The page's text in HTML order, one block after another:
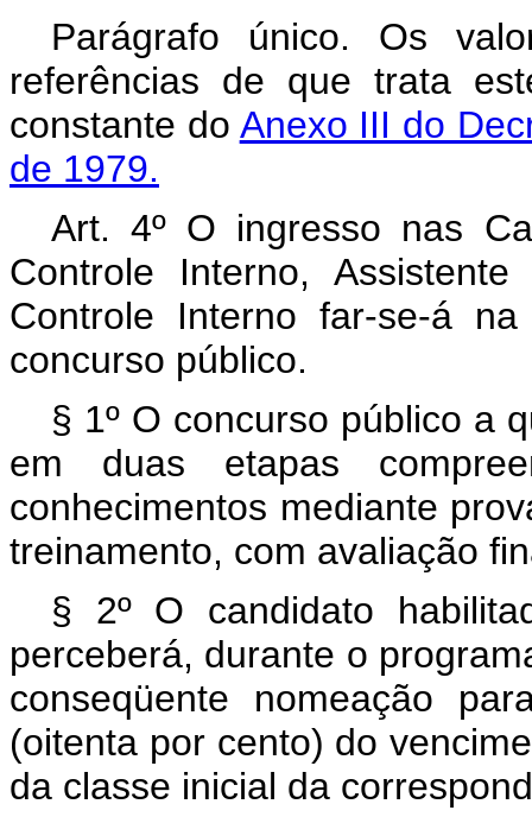
Parágrafo único. Os
referências de que trata
constante do Anexo III do
de 1979.
Art. 4º O ingresso nas
Controle Interno,
Controle Interno far-se-á
concurso público.
§ 1º O concurso público a
em duas etapas
conhecimentos mediante
treinamento, com avaliação
§ 2º O candidato
perceberá, durante o
conseqüente nomeação
(oitenta por cento) do
da classe inicial da